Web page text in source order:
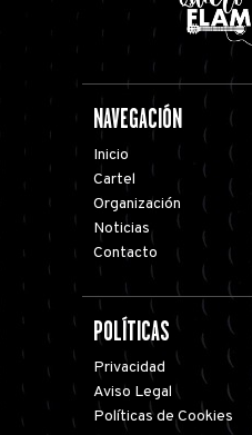
NAVEGACIÓN
Inicio
Cartel
Organización
Noticias
Contacto
POLÍTICAS
Privacidad
Aviso Legal
Políticas de Cookies